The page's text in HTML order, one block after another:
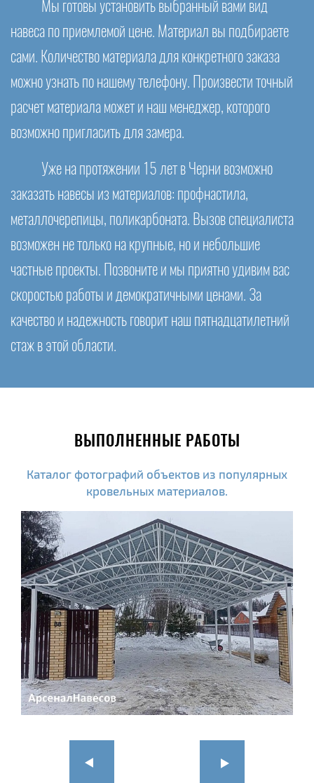
Мы готовы установить выбранный вами вид
навеса по приемлемой цене. Материал вы подбираете
сами. Количество материала для конкретного заказа
можно узнать по нашему телефону. Произвести точный
расчет материала может и наш менеджер, которого
возможно пригласить для замера.
Уже на протяжении 15 лет в Черни возможно
заказать навесы из материалов: профнастила,
металлочерепицы, поликарбоната. Вызов специалиста
возможен не только на крупные, но и небольшие
частные проекты. Позвоните и мы приятно удивим вас
скоростью работы и демократичными ценами. За
качество и надежность говорит наш пятнадцатилетний
стаж в этой области.
ВЫПОЛНЕННЫЕ РАБОТЫ
Каталог фотографий объектов из популярных
кровельных материалов.